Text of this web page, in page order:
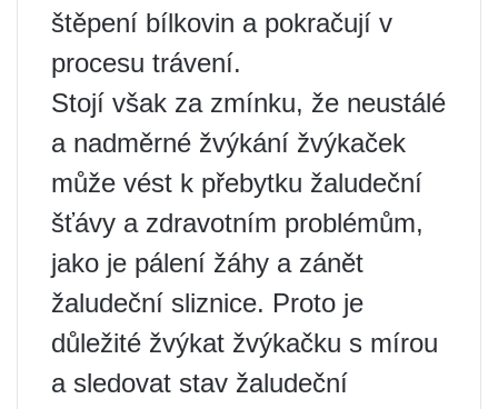
štěpení bílkovin a pokračují v
procesu trávení.
Stojí však za zmínku, že neustálé
a nadměrné žvýkání žvýkaček
může vést k přebytku žaludeční
šťávy a zdravotním problémům,
jako je pálení žáhy a zánět
žaludeční sliznice. Proto je
důležité žvýkat žvýkačku s mírou
a sledovat stav žaludeční